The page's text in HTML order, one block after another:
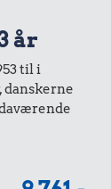
år
til i
danskerne